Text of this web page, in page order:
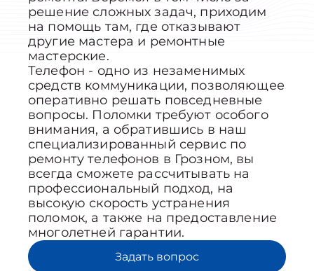
решение сложных задач, приходим
на помощь там, где отказывают
другие мастера и ремонтные
мастерские.
Телефон - одно из незаменимых
средств коммуникации, позволяющее
оперативно решать повседневные
вопросы. Поломки требуют особого
внимания, а обратившись в наш
специализированный сервис по
ремонту телефонов в Грозном, вы
всегда сможете рассчитывать на
профессиональный подход, на
высокую скорость устранения
поломок, а также на предоставление
многолетней гарантии.
Задать вопрос